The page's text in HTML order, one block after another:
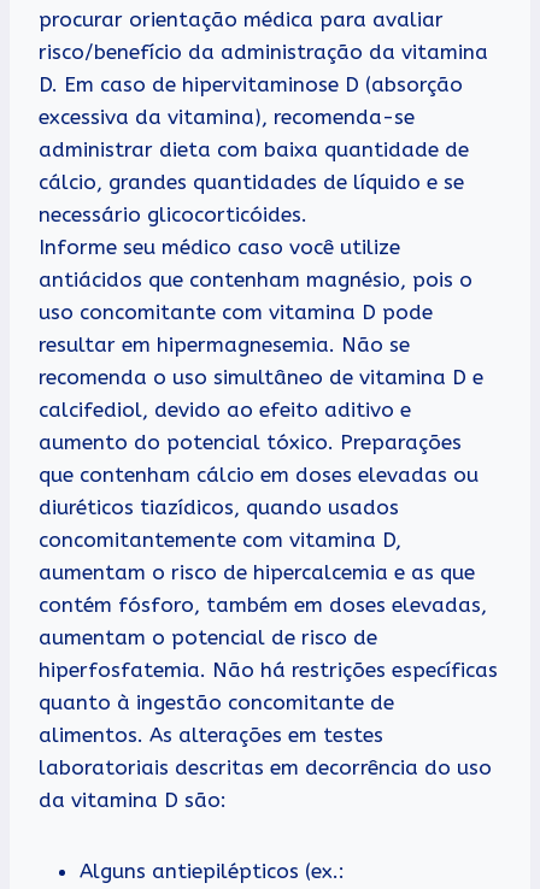
procurar orientação médica para avaliar
risco/benefício da administração da vitamina
D. Em caso de hipervitaminose D (absorção
excessiva da vitamina), recomenda-se
administrar dieta com baixa quantidade de
cálcio, grandes quantidades de líquido e se
necessário glicocorticóides.
Informe seu médico caso você utilize
antiácidos que contenham magnésio, pois o
uso concomitante com vitamina D pode
resultar em hipermagnesemia. Não se
recomenda o uso simultâneo de vitamina D e
calcifediol, devido ao efeito aditivo e
aumento do potencial tóxico. Preparações
que contenham cálcio em doses elevadas ou
diuréticos tiazídicos, quando usados
concomitantemente com vitamina D,
aumentam o risco de hipercalcemia e as que
contém fósforo, também em doses elevadas,
aumentam o potencial de risco de
hiperfosfatemia. Não há restrições específicas
quanto à ingestão concomitante de
alimentos. As alterações em testes
laboratoriais descritas em decorrência do uso
da vitamina D são:
Alguns antiepilépticos (ex.: